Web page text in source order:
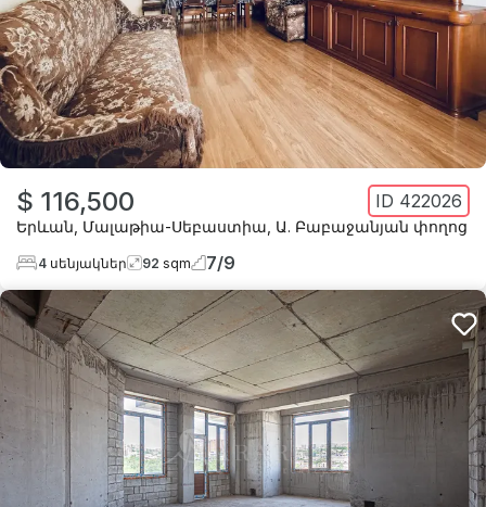
$ 116,500 ID 422026
Երևան Մալաթիա-Սեբաստիա Ա. Բաբաջանյան փողոց
4 սենյակներ 92 sqm 7/9